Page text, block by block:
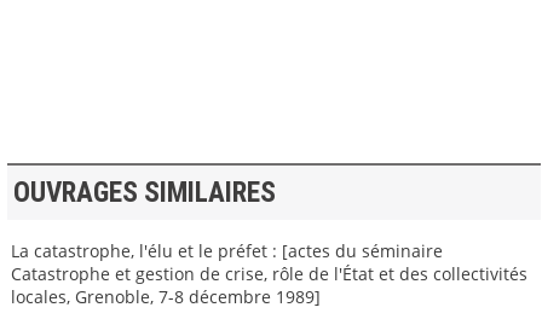
OUVRAGES SIMILAIRES
La catastrophe, l'élu et le préfet : [actes du séminaire
Catastrophe et gestion de crise, rôle de l'État et des collectivités
locales, Grenoble, 7-8 décembre 1989]